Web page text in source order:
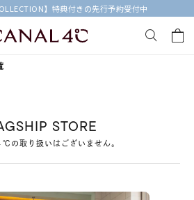
】特典付きの先行予約受付中
ド ネックレス #くまのプーさん
リー
STORE
の取り扱いはございません。